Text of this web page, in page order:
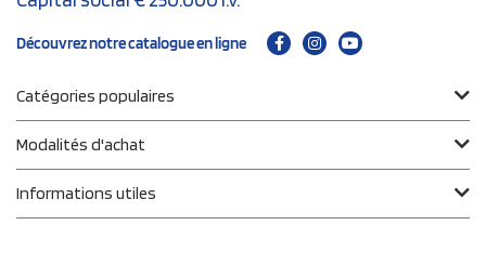
Découvrez notre catalogue en ligne
Catégories populaires
Modalités d'achat
Informations utiles